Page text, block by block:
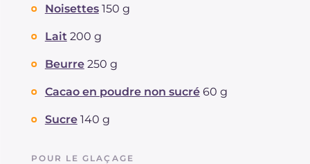
Noisettes 150 g
Lait 200 g
Beurre 250 g
Cacao en poudre non sucré 60 g
Sucre 140 g
POUR LE GLAÇAGE